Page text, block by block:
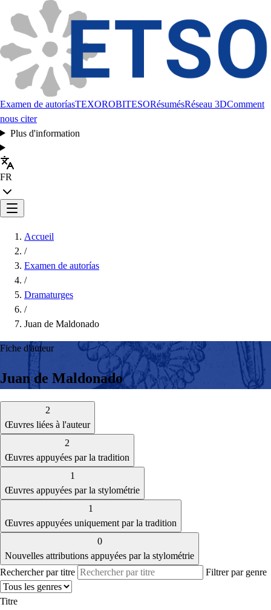
Examen de autoríasTEXOROBITESORésumésRéseau 3DComment
nous citer
Plus d'information
FR
Accueil
/
Examen de autorías
/
Dramaturges
/
Juan de Maldonado
Fiche d'auteur
Juan de Maldonado
2
Œuvres liées à l'auteur
2
Œuvres appuyées par la tradition
1
Œuvres appuyées par la stylométrie
1
Œuvres appuyées uniquement par la tradition
0
Nouvelles attributions appuyées par la stylométrie
Rechercher par titre
Filtrer par genre
Titre